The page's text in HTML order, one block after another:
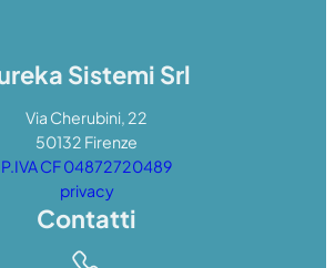
Sistemi Srl
Via Cherubini, 22
50132 Firenze
P.IVA CF 04872720489
privacy
Contatti